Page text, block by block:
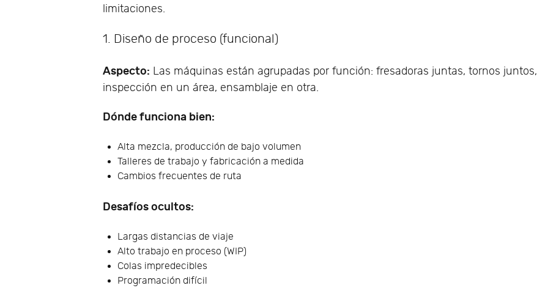
limitaciones.
1. Diseño de proceso (funcional)
Aspecto: Las máquinas están agrupadas por función: fresadoras juntas, tornos juntos,
inspección en un área, ensamblaje en otra.
Dónde funciona bien:
Alta mezcla, producción de bajo volumen
Talleres de trabajo y fabricación a medida
Cambios frecuentes de ruta
Desafíos ocultos:
Largas distancias de viaje
Alto trabajo en proceso (WIP)
Colas impredecibles
Programación difícil